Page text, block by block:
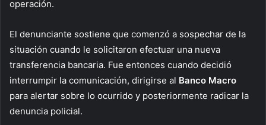
operación.
El denunciante sostiene que comenzó a sospechar de la
situación cuando le solicitaron efectuar una nueva
transferencia bancaria. Fue entonces cuando decidió
interrumpir la comunicación, dirigirse al Banco Macro
para alertar sobre lo ocurrido y posteriormente radicar la
denuncia policial.